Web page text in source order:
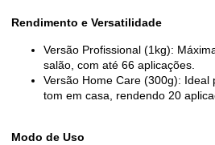
Rendimento e Versatilidade
Versão Profissional (1kg):
salão, com até 66 aplicações.
Versão Home Care (300g): Ideal
tom em casa, rendendo 20
Modo de Uso